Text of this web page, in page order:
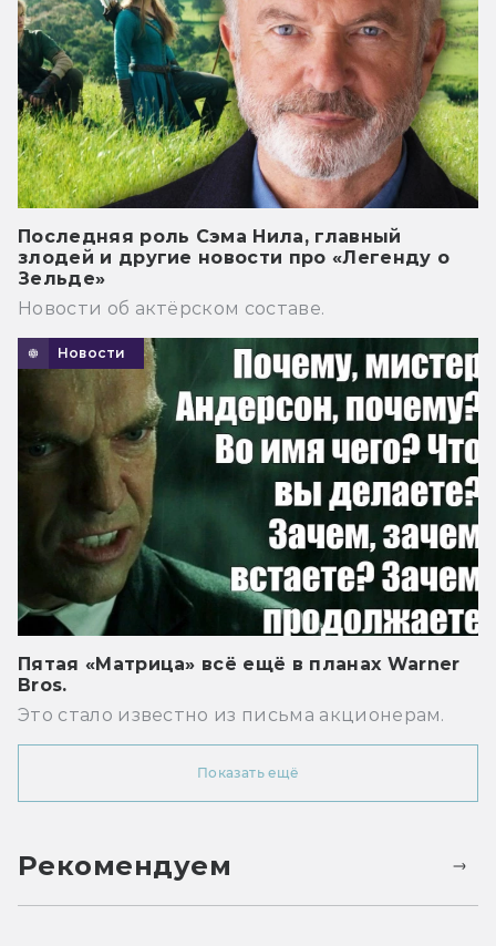
Последняя роль Сэма Нила, главный
злодей и другие новости про «Легенду о
Зельде»
Новости об актёрском составе.
Новости
Пятая «Матрица» всё ещё в планах Warner
Bros.
Это стало известно из письма акционерам.
Показать ещё
Рекомендуем